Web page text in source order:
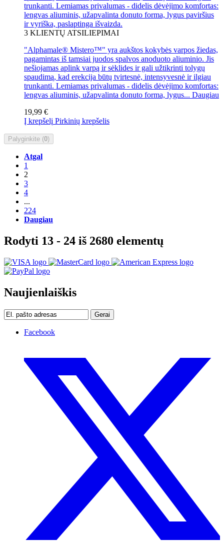
trunkanti. Lemiamas privalumas - didelis dėvėjimo komfortas:
lengvas aliuminis, užapvalinta donuto forma, lygus paviršius
ir vyriška, paslaptinga išvaizda.
3 KLIENTŲ ATSILIEPIMAI
"Alphamale® Mistero™" yra aukštos kokybės varpos žiedas,
pagamintas iš tamsiai juodos spalvos anoduoto aliuminio. Jis
nešiojamas aplink varpą ir sėklides ir gali užtikrinti tolygų
spaudimą, kad erekcija būtų tvirtesnė, intensyvesnė ir ilgiau
trunkanti. Lemiamas privalumas - didelis dėvėjimo komfortas:
lengvas aliuminis, užapvalinta donuto forma, lygus... Daugiau
19,99 €
Į krepšelį Pirkinių krepšelis
Palyginkite (0)
Atgal
1
2
3
4
...
224
Daugiau
Rodyti 13 - 24 iš 2680 elementų
Naujienlaiškis
Gerai
Facebook